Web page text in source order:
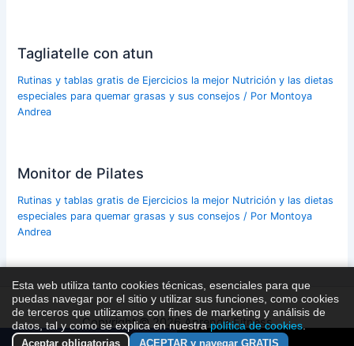
Tagliatelle con atun
Rutinas y tablas gratis de Ejercicios la mejor Nutrición y las dietas
especiales para quemar grasas y sus consejos / Por Montoya
Andrea
Monitor de Pilates
Rutinas y tablas gratis de Ejercicios la mejor Nutrición y las dietas
especiales para quemar grasas y sus consejos / Por Montoya
Andrea
Copyright © 2026 Aprende Fitness
Esta web utiliza tanto cookies técnicas, esenciales para que
puedas navegar por el sitio y utilizar sus funciones, como cookies
de terceros que utilizamos con fines de marketing y análisis de
datos, tal y como se explica en nuestrapolítica de cookies.
Aceptar obligatorias ACEPTAR y navegar GRATIS